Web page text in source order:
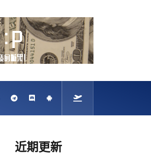
近期更新